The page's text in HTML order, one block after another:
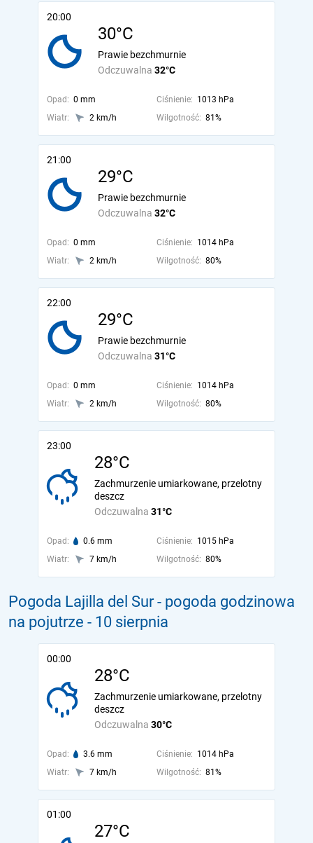
20:00
30°C
Odczuwalna 32°C
Prawie bezchmurnie
Opad: 0 mm Ciśnienie: 1013 hPa
Wiatr:
2 km/h Wilgotność: 81%
21:00
29°C
Odczuwalna 32°C
Prawie bezchmurnie
Opad: 0 mm Ciśnienie: 1014 hPa
Wiatr:
2 km/h Wilgotność: 80%
22:00
29°C
Odczuwalna 31°C
Prawie bezchmurnie
Opad: 0 mm Ciśnienie: 1014 hPa
Wiatr:
2 km/h Wilgotność: 80%
23:00
28°C
Odczuwalna 31°C
Zachmurzenie umiarkowane, przelotny
deszcz
Opad: 0.6 mm Ciśnienie: 1015 hPa
Wiatr:
7 km/h Wilgotność: 80%
Pogoda Lajilla del Sur - pogoda godzinowa
na pojutrze - 10 sierpnia
00:00
28°C
Odczuwalna 30°C
Zachmurzenie umiarkowane, przelotny
deszcz
Opad: 3.6 mm Ciśnienie: 1014 hPa
Wiatr:
7 km/h Wilgotność: 81%
01:00
27°C